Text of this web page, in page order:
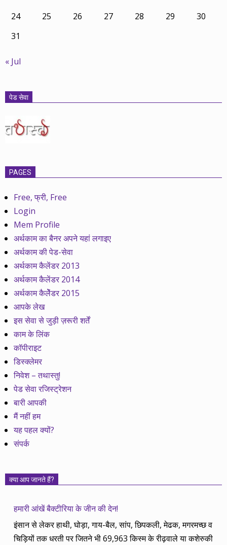
24
25 26 27 28 29
30
31
« Jul
पेड सेवा
PAGES
Free, फ्री, Free
Login
Mem Profile
अर्थकाम का बैनर अपने यहां लगाइए
अर्थकाम की पेड-सेवा
अर्थकाम कैलेंडर 2013
अर्थकाम कैलेंडर 2014
अर्थकाम कैलेेंडर 2015
आपके लेख
इस सेवा से जुड़ी ज़रूरी शर्तें
काम के लिंक
कॉपीराइट
डिस्क्लेमर
निवेश – तथास्तु!
पेड सेवा रजिस्ट्रेशन
बारी आपकी
मैं नहीं हम
यह पहल क्यों?
संपर्क
क्या आप जानते हैं?
हमारी आंखें बैक्टीरिया के जीन की देन!
इंसान से लेकर हाथी, घोड़ा, गाय-बैल, सांप, छिपकली, मेढक, मगरमच्छ व
चिड़ियों तक धरती पर जितने भी 69,963 किस्म के रीढ़वाले या कशेरुकी